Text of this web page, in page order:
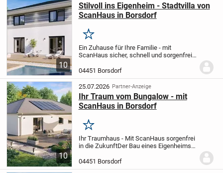
10
Stilvoll ins Eigenheim - Stadtvilla von
ScanHaus in Borsdorf
Merken
Ein Zuhause für Ihre Familie - mit
ScanHaus sicher, schnell und sorgenfrei
eines Einfamilienhauses mehr als ein
Bauprojekt - es ist der Wunsch nach
einem...
04451 Borsdorf
10
25.07.2026 Partner-Anzeige
Ihr Traum vom Bungalow - mit
ScanHaus in Borsdorf
Merken
Ihr Traumhaus - Mit ScanHaus sorgenfrei
in die ZukunftDer Bau eines Eigenheims
im Leben. Doch wir wissen: So groß die
Vorfreude ist, so viele Fragen und...
04451 Borsdorf